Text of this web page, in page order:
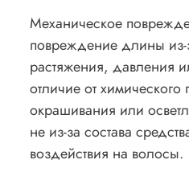
Механическое
повреждение длины из-
растяжения, давления
отличие от
окрашивания или
не из-за состава
воздействия на волосы.